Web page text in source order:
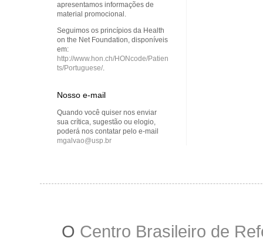
apresentamos informações de
material promocional.
Seguimos os princípios da Health
on the Net Foundation, disponíveis
em:
http://www.hon.ch/HONcode/Patien
ts/Portuguese/.
Nosso e-mail
Quando você quiser nos enviar
sua crítica, sugestão ou elogio,
poderá nos contatar pelo e-mail
mgalvao@usp.br
O Centro Brasileiro de